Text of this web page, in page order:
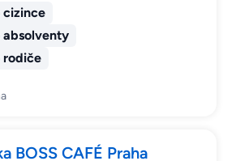
cizince
rodiče
BOSS CAFÉ Praha